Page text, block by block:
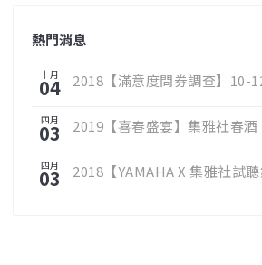
熱門消息
十月
04 2018【滿意度問券調查】10-
四月
03 2019【喜春盛宴】集雅社春酒
四月
03 2018【YAMAHA X 集雅社試